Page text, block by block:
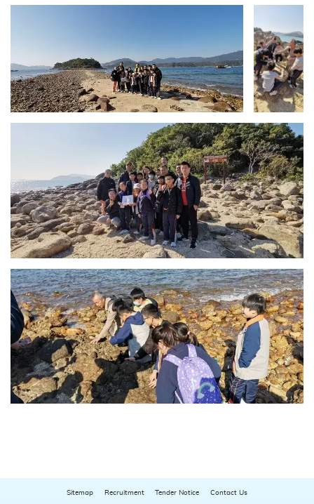
Sitemap Recruitment Tender Notice Contact Us